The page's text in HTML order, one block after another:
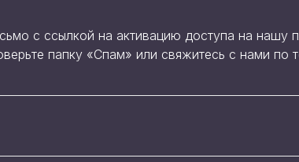
с ссылкой на активацию доступа на нашу
папку «Спам» или свяжитесь с нами по